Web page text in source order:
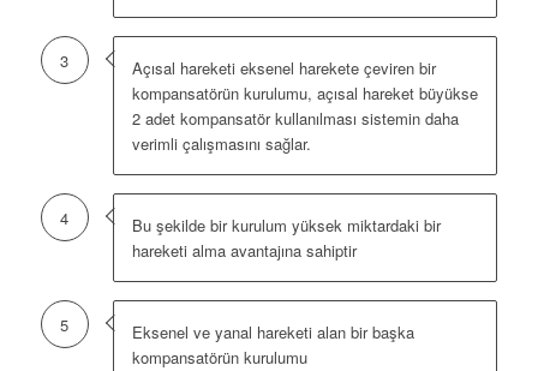
3
Açısal hareketi eksenel harekete çeviren bir
kompansatörün kurulumu, açısal hareket büyükse
2 adet kompansatör kullanılması sistemin daha
verimli çalışmasını sağlar.
4
Bu şekilde bir kurulum yüksek miktardaki bir
hareketi alma avantajına sahiptir
5
Eksenel ve yanal hareketi alan bir başka
kompansatörün kurulumu